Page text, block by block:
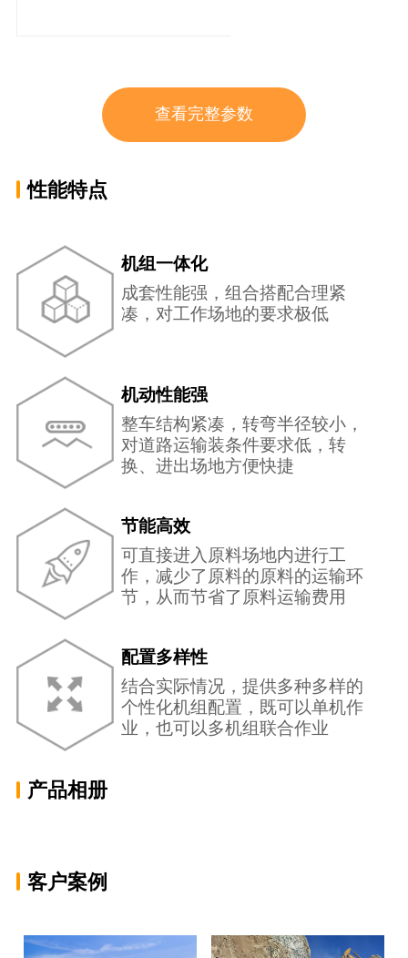
查看完整参数
性能特点
机组一体化
成套性能强，组合搭配合理紧
凑，对工作场地的要求极低
机动性能强
整车结构紧凑，转弯半径较小，
对道路运输装条件要求低，转
换、进出场地方便快捷
节能高效
可直接进入原料场地内进行工
作，减少了原料的原料的运输环
节，从而节省了原料运输费用
配置多样性
结合实际情况，提供多种多样的
个性化机组配置，既可以单机作
业，也可以多机组联合作业
产品相册
客户案例